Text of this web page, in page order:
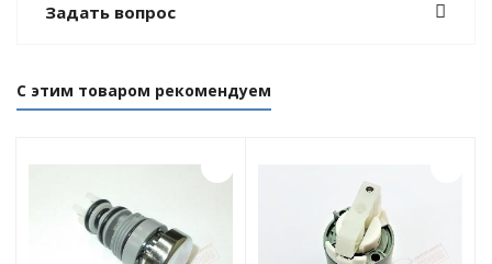
Задать вопрос
С этим товаром рекомендуем